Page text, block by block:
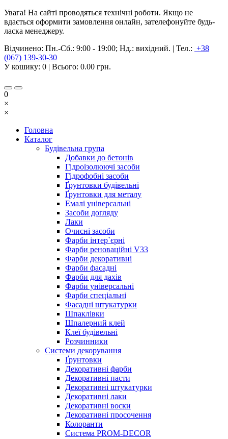
Увага! На сайті проводяться технічні роботи. Якщо не
вдається оформити замовлення онлайн, зателефонуйте будь-
ласка менеджеру.
Відчинено: Пн.-Сб.: 9:00 - 19:00; Нд.: вихідний. | Тел.: +38
(067) 139-30-30
У кошику: 0 | Всього: 0.00 грн.
0
×
×
Головна
Каталог
Будівельна група
Добавки до бетонів
Гідроізолюючі засоби
Гідрофобні засоби
Ґрунтовки будівельні
Ґрунтовки для металу
Емалі універсальні
Засоби догляду
Лаки
Очисні засоби
Фарби інтер`єрні
Фарби реноваційні V33
Фарби декоративні
Фарби фасадні
Фарби для дахів
Фарби універсальні
Фарби спеціальні
Фасадні штукатурки
Шпаклівки
Шпалерний клей
Клеї будівельні
Розчинники
Системи декорування
Ґрунтовки
Декоративні фарби
Декоративні пасти
Декоративні штукатурки
Декоративні лаки
Декоративні воски
Декоративні просочення
Колоранти
Система PROM-DECOR